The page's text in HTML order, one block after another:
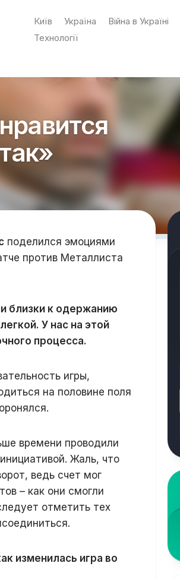
Київ Україна Війна в Україні
Технології
поделился эмоциями
против Металлиста
близки к одержанию
У нас на этой
процесса.
игры,
на половине поля
времени проводили
Жаль, что
ведь счет мог
– как они смогли
отметить тех
изменилась игра во